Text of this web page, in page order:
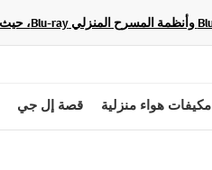
مكيفات هواء منزلية قصة إل جي